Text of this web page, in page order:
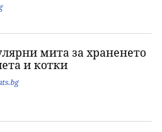
мита за храненето
и котки